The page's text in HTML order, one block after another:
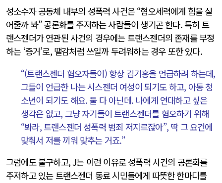
성소수자 공동체 내부의 성폭력 사건은 “혐오세력에게 힘을 실
어줄까 봐” 공론화를 주저하는 사람들이 생기곤 한다. 특히 트
랜스젠더가 연관된 사건의 경우에는 트랜스젠더의 존재를 부정
하는 ‘증거’로, 땔감처럼 쓰일까 두려워하는 경우 또한 있다.
“(트랜스젠더 혐오자들이) 항상 김기홍을 언급하려 하는데,
그들이 언급한 나는 시스젠더 여성이 되기도 하고, 아동 청
소년이 되기도 해요. 둘 다 아닌데. 나에게 연대하고 싶은
생각은 없고, 그냥 자기들이 트랜스젠더를 혐오하기 위해
“봐라, 트랜스젠더 성폭력 범죄 저지르잖아”, 딱 그 요건에
맞춰서 저를 끼워 맞추는 거죠.”
그럼에도 불구하고, J는 이런 이유로 성폭력 사건의 공론화를
주저하고 있는 트랜스젠더 동료 시민들에게 따뜻한 한마디를